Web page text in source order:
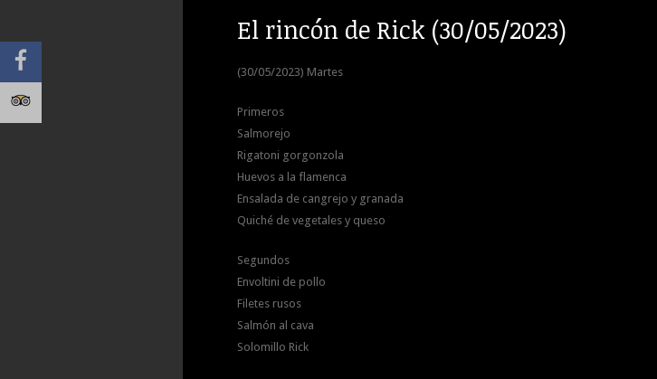
El rincón de Rick (30/05/2023)
(30/05/2023) Martes
Primeros
Salmorejo
Rigatoni gorgonzola
Huevos a la flamenca
Ensalada de cangrejo y granada
Quiché de vegetales y queso
Segundos
Envoltini de pollo
Filetes rusos
Salmón al cava
Solomillo Rick